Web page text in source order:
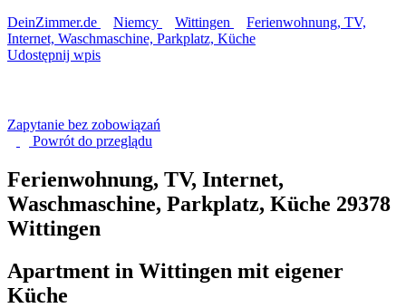
DeinZimmer.de
Niemcy Wittingen
Ferienwohnung, TV,
Internet, Waschmaschine, Parkplatz, Küche
Udostępnij wpis
Zapytanie bez zobowiązań
Powrót do przeglądu
Ferienwohnung, TV, Internet,
Waschmaschine, Parkplatz, Küche 29378
Wittingen
Apartment in Wittingen mit eigener
Küche